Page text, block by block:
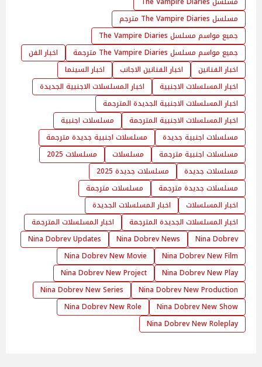
مسلسل The Vampire Diaries مترجم
جميع مواسم مسلسل The Vampire Diaries
جميع مواسم مسلسل The Vampire Diaries مترجمة
اخبار الفن
اخبار الفنانين
اخبار الفنانين الاجانب
اخبار السينما
اخبار المسلسلات الاجنبية
اخبار المسلسلات الاجنبية الجديدة
اخبار المسلسلات الاجنبية الجديدة المترجمة
اخبار المسلسلات الاجنبية المترجمة
مسلسلات اجنبية
مسلسلات اجنبية جديدة
مسلسلات اجنبية جديدة مترجمة
مسلسلات اجنبية مترجمة
مسلسلات
مسلسلات 2025
مسلسلات جديدة
مسلسلات جديدة 2025
مسلسلات جديدة مترجمة
مسلسلات مترجمة
اخبار المسلسلات
اخبار المسلسلات الجديدة
اخبار المسلسلات الجديدة المترجمة
اخبار المسلسلات المترجمة
Nina Dobrev
Nina Dobrev News
Nina Dobrev Updates
Nina Dobrev New Film
Nina Dobrev New Movie
Nina Dobrev New Play
Nina Dobrev New Project
Nina Dobrev New Production
Nina Dobrev New Series
Nina Dobrev New Show
Nina Dobrev New Role
Nina Dobrev New Roleplay